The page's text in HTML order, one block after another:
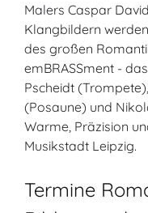
Malers Caspar
Klangbildern
des großen
emBRASSment -
Pscheidt
(Posaune) und
Warme, Präzision
Musikstadt Leipzig.
Termine